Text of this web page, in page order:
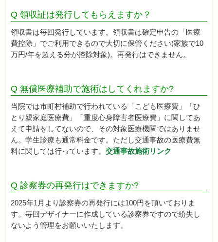
Q 領収証は発行してもらえますか？
領収書は毎回発行しています。領収書は確定申告の「医療
費控除」でご利用できるので大切に保管ください(家族で10
万円/年を超える分が控除対象)。再発行はできません。
Q 無償医療補助で施術はしてくれますか?
当院では市町村補助で行われている「こども医療費」「ひ
とり親家庭医療費」「重度心身障害者医療費」に関してあ
えて申請をしてないので、その対象医療機関ではありませ
ん。学生診療も通常料金です。ただし交通事故の医療費無
料に関しては行っています。交通事故施術リンク
Q 診察券の再発行はできますか?
2025年1月より診察券の再発行には100円を頂いておりま
す。毎回デザイナーに作成している診察券ですので紛失し
ないよう管理をお願いいたします。